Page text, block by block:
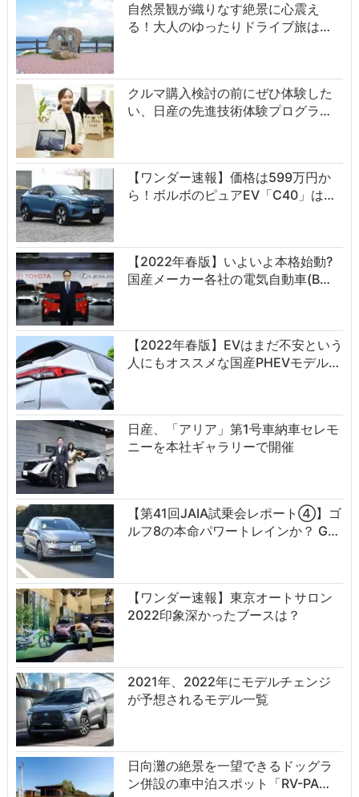
自然景観が織りなす絶景に心震え
る！大人のゆったりドライブ旅は…
クルマ購入検討の前にぜひ体験した
い、日産の先進技術体験プログラ…
【ワンダー速報】価格は599万円か
ら！ボルボのピュアEV「C40」は…
【2022年春版】いよいよ本格始動?
国産メーカー各社の電気自動車(B…
【2022年春版】EVはまだ不安という
人にもオススメな国産PHEVモデル…
日産、「アリア」第1号車納車セレモ
ニーを本社ギャラリーで開催
【第41回JAIA試乗会レポート④】ゴ
ルフ8の本命パワートレインか？ G…
【ワンダー速報】東京オートサロン
2022印象深かったブースは？
2021年、2022年にモデルチェンジ
が予想されるモデル一覧
日向灘の絶景を一望できるドッグラ
ン併設の車中泊スポット「RV-PA…